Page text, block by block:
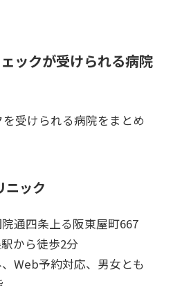
ックが受けられる病院
受けられる病院をまとめ
ニック
通四条上る阪東屋町667
から徒歩2分
Web予約対応、男女とも